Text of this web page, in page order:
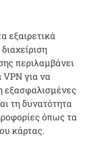
εξαιρετικά
περιλαμβάνει
για να
εξασφαλισμένες
τη δυνατότητα
όπως τα
κάρτας.